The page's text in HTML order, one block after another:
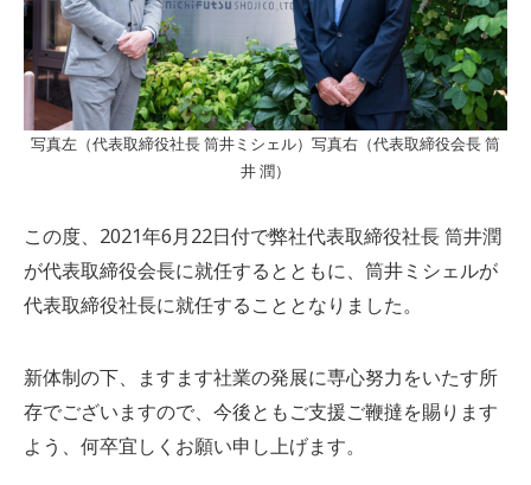
写真左（代表取締役社長 筒井ミシェル）写真右（代表取締役会長 筒
井 潤）
この度、2021年6月22日付で弊社代表取締役社長 筒井潤
が代表取締役会長に就任するとともに、筒井ミシェルが
代表取締役社長に就任することとなりました。
新体制の下、ますます社業の発展に専心努力をいたす所
存でございますので、今後ともご支援ご鞭撻を賜ります
よう、何卒宜しくお願い申し上げます。